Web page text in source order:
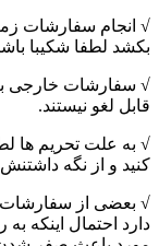
√ انجام سفارشات
بکشد لطفا شکیبا
√ سفارشات خارجی
قابل لغو نیستند.
√ به علت تحریم ها
کنید و از نگه
√ بعضی از سفارشات
دارد احتمال اینکه